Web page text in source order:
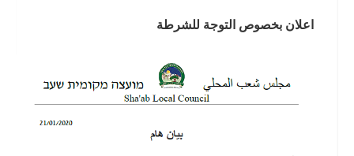
اعلان بخصوص التوجة للشرطة